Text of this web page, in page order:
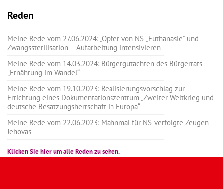
Reden
Meine Rede vom 27.06.2024: „Opfer von NS-„Euthanasie” und
Zwangssterilisation – Aufarbeitung intensivieren
Meine Rede vom 14.03.2024: Bürgergutachten des Bürgerrats
„Ernährung im Wandel“
Meine Rede vom 19.10.2023: Realisierungsvorschlag zur
Errichtung eines Dokumentationszentrum „Zweiter Weltkrieg und
deutsche Besatzungsherrschaft in Europa“
Meine Rede vom 22.06.2023: Mahnmal für NS-verfolgte Zeugen
Jehovas
Klicken Sie hier um alle Reden zu sehen.